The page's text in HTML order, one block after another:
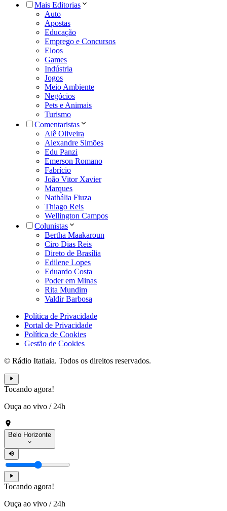
Mais Editorias
Auto
Apostas
Educação
Emprego e Concursos
Eloos
Games
Indústria
Jogos
Meio Ambiente
Negócios
Pets e Animais
Turismo
Comentaristas
Alê Oliveira
Alexandre Simões
Edu Panzi
Emerson Romano
Fabrício
João Vitor Xavier
Marques
Nathália Fiuza
Thiago Reis
Wellington Campos
Colunistas
Bertha Maakaroun
Ciro Dias Reis
Direto de Brasília
Edilene Lopes
Eduardo Costa
Poder em Minas
Rita Mundim
Valdir Barbosa
Política de Privacidade
Portal de Privacidade
Política de Cookies
Gestão de Cookies
© Rádio Itatiaia. Todos os direitos reservados.
Tocando agora!
Ouça ao vivo / 24h
Belo Horizonte
Tocando agora!
Ouça ao vivo / 24h